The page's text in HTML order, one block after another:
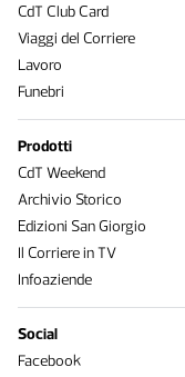
CdT Club Card
Viaggi del Corriere
Lavoro
Funebri
Prodotti
CdT Weekend
Archivio Storico
Edizioni San Giorgio
Il Corriere in TV
Infoaziende
Social
Facebook